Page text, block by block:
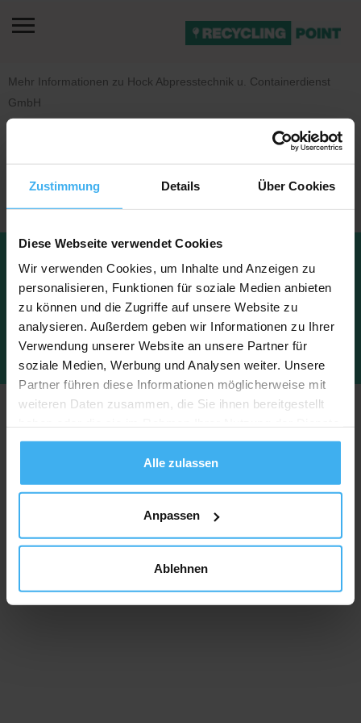
Zustimmung Details Über Cookies
Diese Webseite verwendet Cookies
Wir verwenden Cookies, um Inhalte und Anzeigen zu
personalisieren, Funktionen für soziale Medien anbieten
zu können und die Zugriffe auf unsere Website zu
analysieren. Außerdem geben wir Informationen zu Ihrer
Verwendung unserer Website an unsere Partner für
soziale Medien, Werbung und Analysen weiter. Unsere
Partner führen diese Informationen möglicherweise mit
weiteren Daten zusammen, die Sie ihnen bereitgestellt
gesammelt haben.
Alle zulassen
Anpassen
Ablehnen
Mehr Informationen zu Hock Abpresstechnik u. Containerdienst
GmbH
Es sind noch keine Bilder vorhanden.
Copyright © 2023 Recyclingpoint